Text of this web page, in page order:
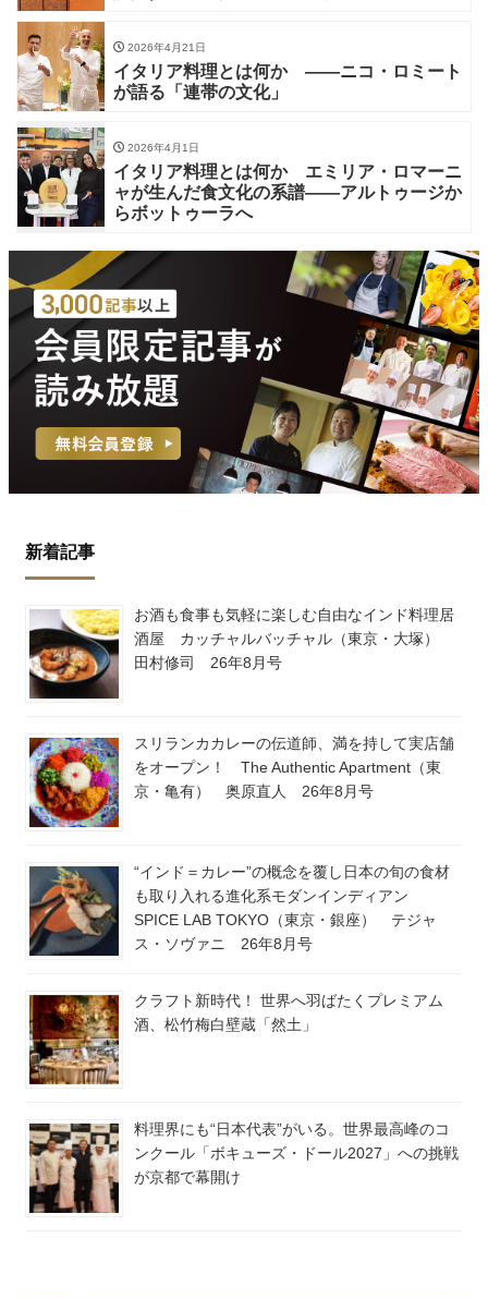
2026年4月21日
イタリア料理とは何か ——ニコ・ロミート
が語る「連帯の文化」
2026年4月1日
イタリア料理とは何か エミリア・ロマーニ
ャが生んだ食文化の系譜——アルトゥージか
らボットゥーラへ
新着記事
お酒も食事も気軽に楽しむ自由なインド料理居
酒屋 カッチャルバッチャル（東京・大塚）
田村修司 26年8月号
スリランカカレーの伝道師、満を持して実店舗
をオープン！ The Authentic Apartment（東
京・亀有） 奥原直人 26年8月号
“インド＝カレー”の概念を覆し日本の旬の食材
も取り入れる進化系モダンインディアン
SPICE LAB TOKYO（東京・銀座） テジャ
ス・ソヴァニ 26年8月号
クラフト新時代！ 世界へ羽ばたくプレミアム
酒、松竹梅白壁蔵「然土」
料理界にも“日本代表”がいる。世界最高峰のコ
ンクール「ボキューズ・ドール2027」への挑戦
が京都で幕開け